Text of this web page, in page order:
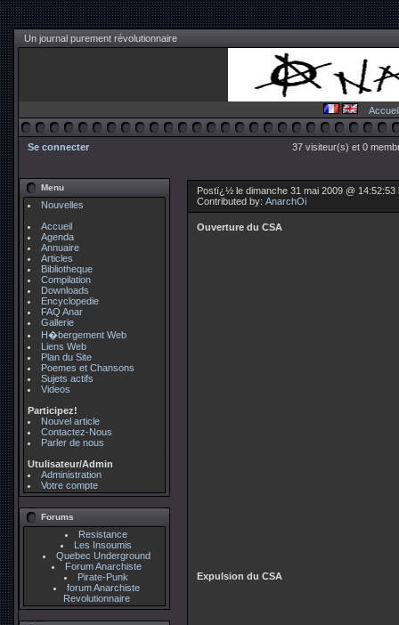
Un journal purement révolutionnaire
Accueil
Se connecter 37 visiteur(s) et 0
Menu
Nouvelles
Accueil
Agenda
Annuaire
Articles
Bibliotheque
Compilation
Downloads
Encyclopedie
FAQ Anar
Gallerie
H�bergement Web
Liens Web
Plan du Site
Poemes et Chansons
Sujets actifs
Videos
Participez!
Nouvel article
Contactez-Nous
Parler de nous
Utulisateur/Admin
Administration
Votre compte
Forums
Resistance
Les Insoumis
Quebec Underground
Forum Anarchiste
Pirate-Punk
forum Anarchiste
Revolutionnaire
Postï¿½ le dimanche 31 mai 2009 @
Contributed by: AnarchOi
Ouverture du CSA
Expulsion du CSA